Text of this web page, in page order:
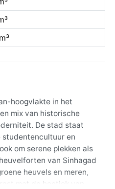
hoogvlakte in het
mix van historische
De stad staat
studentencultuur en
om serene plekken als
van Sinhagad
heuvels en meren,
met de hectiek van